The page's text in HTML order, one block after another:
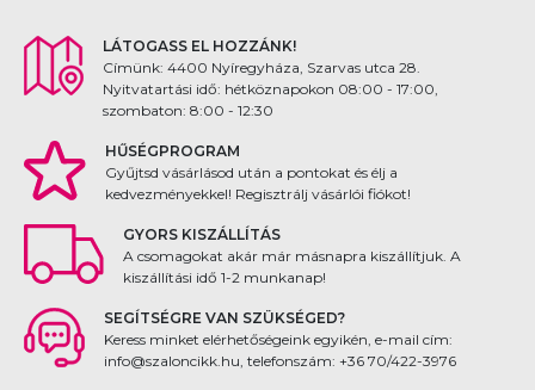
LÁTOGASS EL HOZZÁNK!
Címünk: 4400 Nyíregyháza, Szarvas utca 28.
Nyitvatartási idő: hétköznapokon 08:00 - 17:00,
szombaton: 8:00 - 12:30
HŰSÉGPROGRAM
Gyűjtsd vásárlásod után a pontokat és élj a
kedvezményekkel! Regisztrálj vásárlói fiókot!
GYORS KISZÁLLÍTÁS
A csomagokat akár már másnapra kiszállítjuk. A
kiszállítási idő 1-2 munkanap!
SEGÍTSÉGRE VAN SZÜKSÉGED?
Keress minket elérhetőségeink egyikén, e-mail cím:
info@szaloncikk.hu, telefonszám: +36 70/422-3976